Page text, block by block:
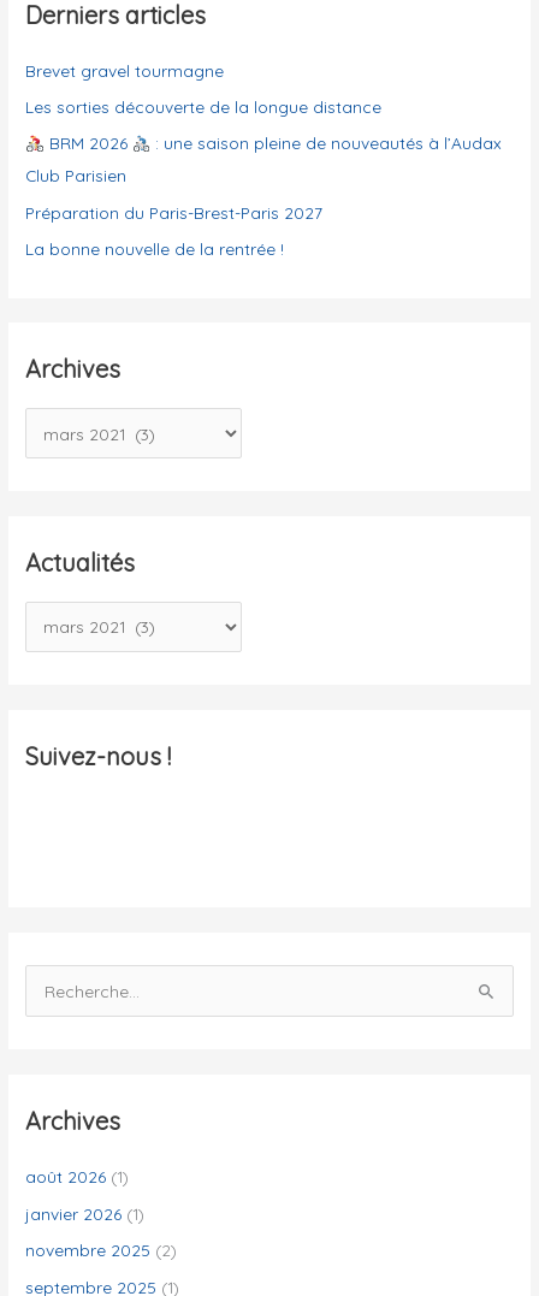
g
r
i
e
s
Derniers articles
Brevet gravel tourmagne
Les sorties découverte de la longue distance
BRM 2026
: une saison pleine de nouveautés à l’Audax
Club Parisien
Préparation du Paris-Brest-Paris 2027
La bonne nouvelle de la rentrée !
Archives
r
s
Actualités
c
a
Suivez-nous !
e
e
c
h
Archives
août 2026 (1)
janvier 2026 (1)
novembre 2025 (2)
septembre 2025 (1)